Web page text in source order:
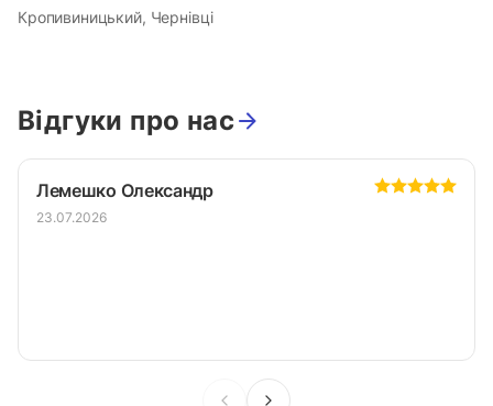
Кропивиницький, Чернівці
Відгуки про нас
Лемешко Олександр
23.07.2026